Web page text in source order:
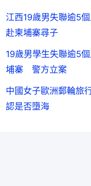
江西19歲男失聯逾5
赴柬埔寨尋子
19歲男學生失聯逾5
埔寨 警方立案
中國女子歐洲郵輪
認是否墮海